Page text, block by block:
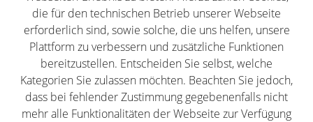
Datenschutz
AGB
Newsletter
Partner
die für den technischen Betrieb unserer Webseite
erforderlich sind, sowie solche, die uns helfen, unsere
Plattform zu verbessern und zusätzliche Funktionen
bereitzustellen. Entscheiden Sie selbst, welche
Kategorien Sie zulassen möchten. Beachten Sie jedoch,
dass bei fehlender Zustimmung gegebenenfalls nicht
mehr alle Funktionalitäten der Webseite zur Verfügung